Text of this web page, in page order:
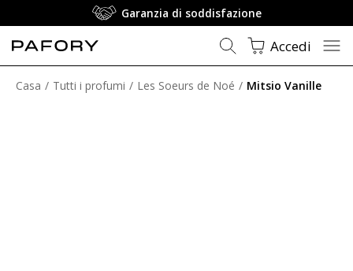
Garanzia di soddisfazione
Accedi
Casa Tutti i profumi Les Soeurs de Noé Mitsio Vanille